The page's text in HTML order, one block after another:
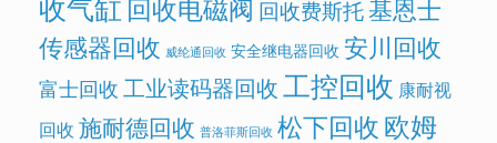
回收电磁阀 回收费斯托基恩士
传感器回收 威纶通回收 安全继电器回收 安川回收
富士回收工业读码器回收工控回收 康耐视
回收 施耐德回收 普洛菲斯回收 松下回收欧姆